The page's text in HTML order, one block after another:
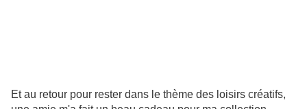
Et au retour pour rester dans le thème des loisirs créatifs,